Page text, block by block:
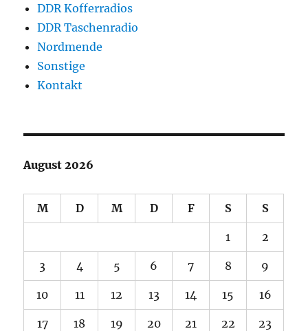
DDR Kofferradios
DDR Taschenradio
Nordmende
Sonstige
Kontakt
August 2026
M D M D F S S
1 2
3 4 5 6 7 8 9
10 11 12 13 14 15 16
17 18 19 20 21 22 23